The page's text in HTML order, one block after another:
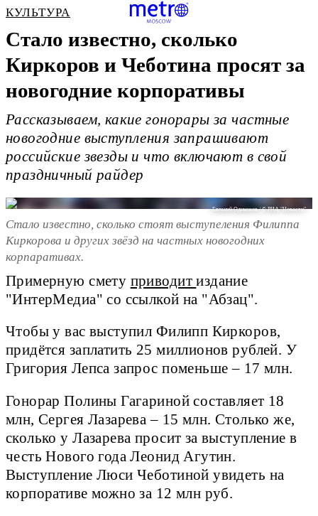
КУЛЬТУРА
Стало известно, сколько
Киркоров и Чеботина просят за
новогодние корпоративы
Рассказываем, какие гонорары за частные
новогодние выступления запрашивают
российские звезды и что включают в свой
праздничный райдер
Евгений Одиноков / © РИА "Новости"
Стало известно, сколько стоят выступеления Филиппа
Киркорова и других звёзд на частных новогодних
корпаративах.
Примерную смету приводитиздание
"ИнтерМедиа" со ссылкой на "Абзац".
Чтобы у вас выступил Филипп Киркоров,
придётся заплатить 25 миллионов рублей. У
Григория Лепса запрос поменьше – 17 млн.
Гонорар Полины Гагариной составляет 18
млн, Сергея Лазарева – 15 млн. Столько же,
сколько у Лазарева просит за выступление в
честь Нового года Леонид Агутин.
Выступление Люси Чеботиной увидеть на
корпоративе можно за 12 млн руб.